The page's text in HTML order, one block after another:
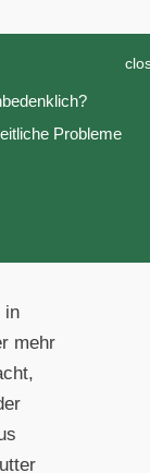
Probleme
in
mehr